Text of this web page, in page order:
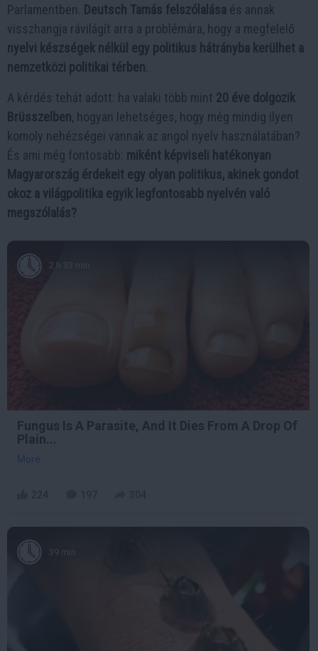
Parlamentben. Deutsch Tamás felszólalása és annak
visszhangja rávilágít arra a problémára, hogy a megfelelő
nyelvi készségek nélkül egy politikus hátrányba kerülhet a
nemzetközi politikai térben
A kérdés tehát adott: ha valaki több mint 20 éve dolgozik
Brüsszelben, hogyan lehetséges, hogy még mindig ilyen
komoly nehézségei vannak az angol nyelv használatában?
És ami még fontosabb: miként képviseli hatékonyan
Magyarország érdekeit egy olyan politikus, akinek gondot
okoz a világpolitika egyik legfontosabb nyelvén való
megszólalás?
2 h 33 min
Fungus Is A Parasite, And It Dies From A Drop Of
Plain...
More
39 min